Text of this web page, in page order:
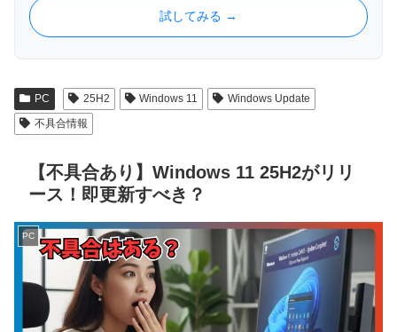
試してみる →
PC 25H2 Windows 11
Windows Update
不具合情報
【不具合あり】Windows 11 25H2がリリ
ース！即更新すべき？
PC